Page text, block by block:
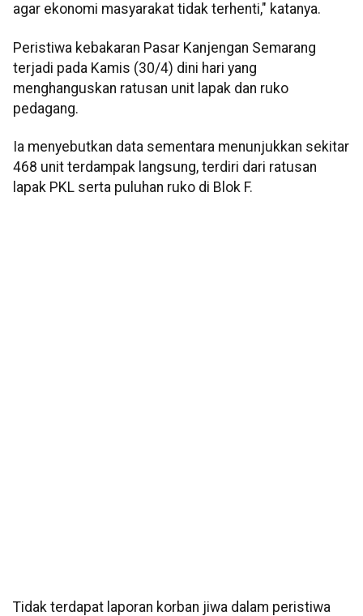
agar ekonomi masyarakat tidak terhenti," katanya.
Peristiwa kebakaran Pasar Kanjengan Semarang
terjadi pada Kamis (30/4) dini hari yang
menghanguskan ratusan unit lapak dan ruko
pedagang.
Ia menyebutkan data sementara menunjukkan sekitar
468 unit terdampak langsung, terdiri dari ratusan
lapak PKL serta puluhan ruko di Blok F.
Tidak terdapat laporan korban jiwa dalam peristiwa